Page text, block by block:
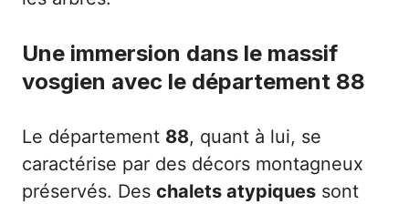
Une immersion dans le massif
vosgien avec le département 88
Le département 88, quant à lui, se
caractérise par des décors montagneux
préservés. Des chalets atypiques sont